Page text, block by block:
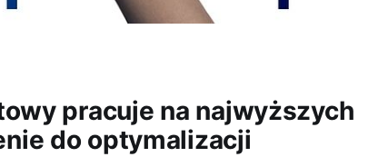
pracuje na najwyższych
do optymalizacji